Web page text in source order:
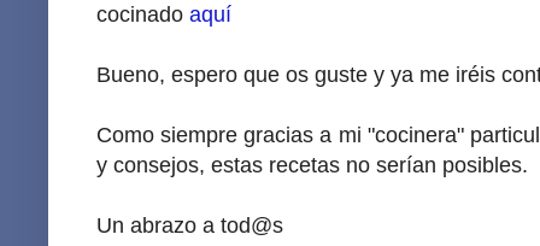
cocinado aquí
Bueno, espero que os guste y ya me iréis
Como siempre gracias a mi "cocinera"
y consejos, estas recetas no serían posibles.
Un abrazo a tod@s